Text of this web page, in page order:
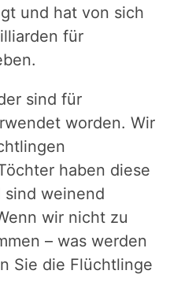
und hat von sich
für
sind für
worden. Wir
haben diese
sind weinend
wir nicht zu
– was werden
Sie die Flüchtlinge